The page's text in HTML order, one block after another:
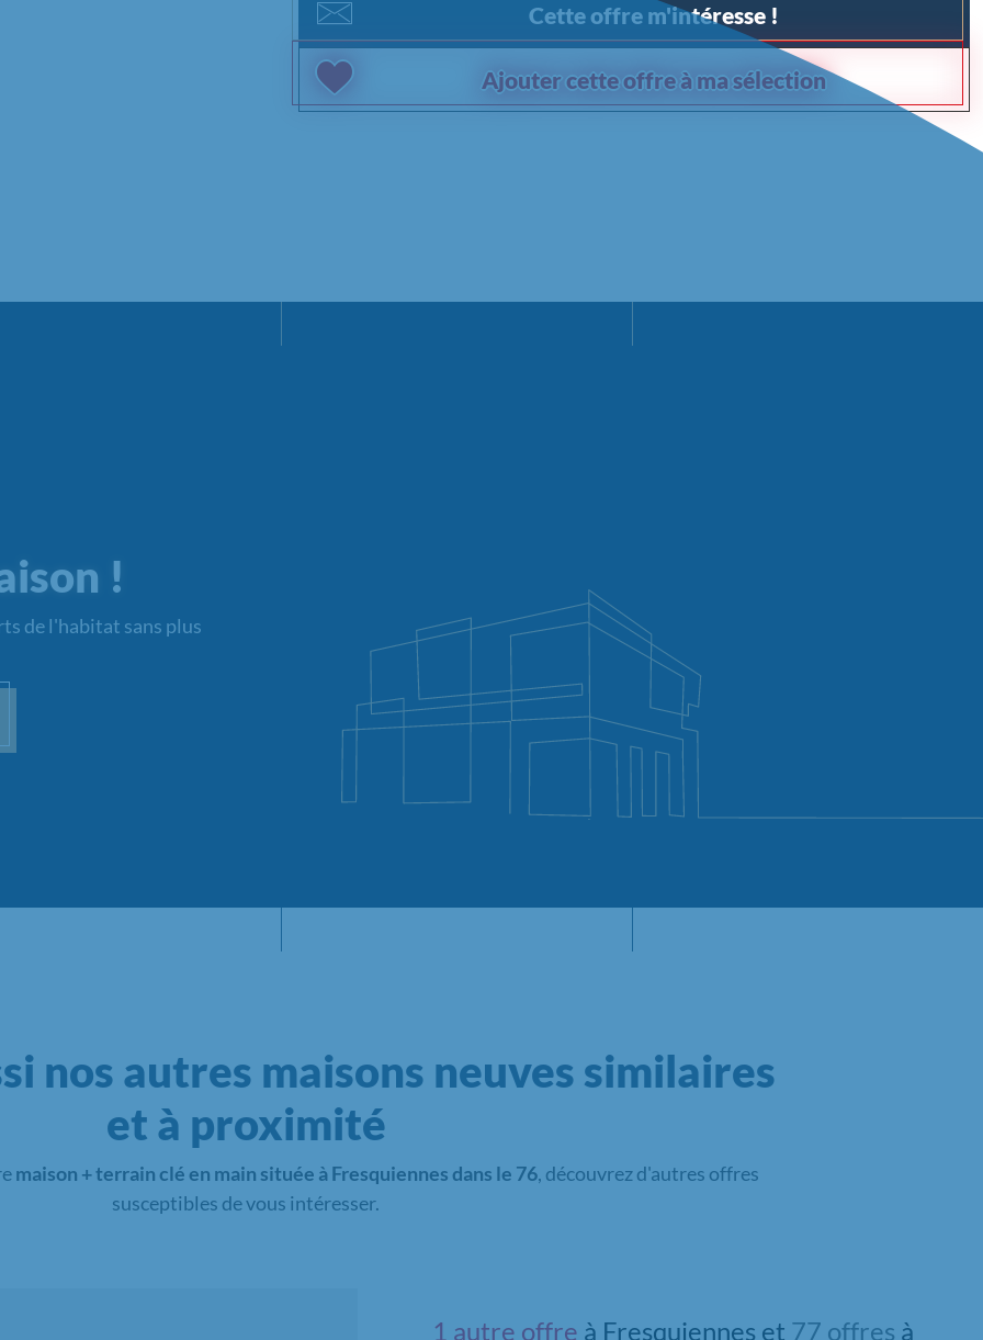
Cette offre m'intéresse !
Ajouter cette offre à ma sélection
!
de l'habitat sans plus
nos autres maisons neuves similaires
et à proximité
maison + terrain clé en main située à Fresquiennes dans le 76, découvrez d'autres offres
susceptibles de vous intéresser.
1 autre offre à Fresquiennes et 77 offres à